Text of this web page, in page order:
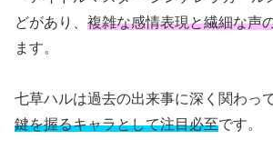
どがあり、 複雑な感情表現と繊細な声
ます。
七草ハルは過去の出来事に深く関わっ
鍵を握るキャラとして注目必至です。